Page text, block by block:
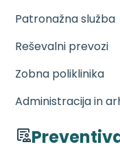
Patronažna služba
Reševalni prevozi
Zobna poliklinika
Administracija in